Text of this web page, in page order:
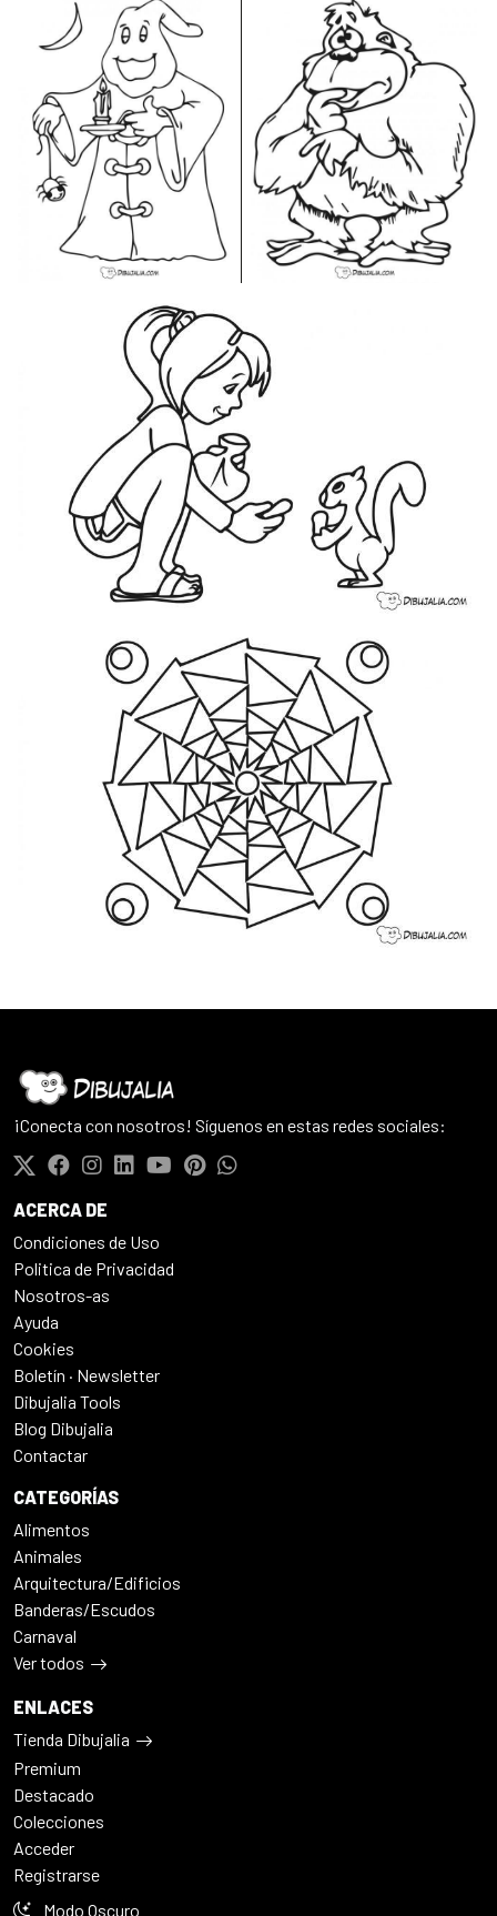
¡Conecta con nosotros! Síguenos en estas redes sociales:
ACERCA DE
Condiciones de Uso
Politica de Privacidad
Nosotros-as
Ayuda
Cookies
Boletín · Newsletter
Dibujalia Tools
Blog Dibujalia
Contactar
CATEGORÍAS
Alimentos
Animales
Arquitectura/Edificios
Banderas/Escudos
Carnaval
Ver todos
ENLACES
Tienda Dibujalia
Premium
Destacado
Colecciones
Acceder
Registrarse
Modo Oscuro